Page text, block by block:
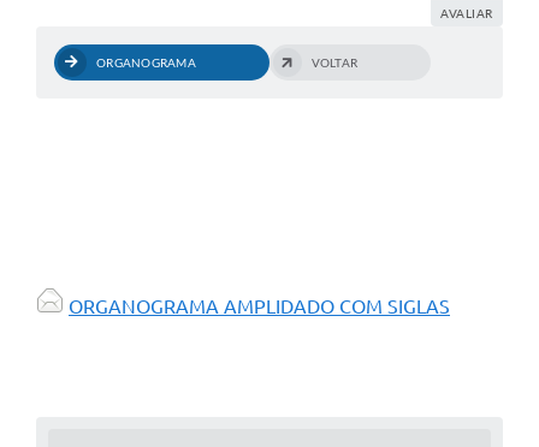
AVALIAR
ORGANOGRAMA VOLTAR
ORGANOGRAMA AMPLIDADO COM SIGLAS